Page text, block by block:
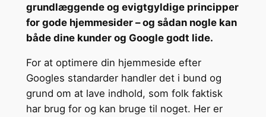
grundlæggende og evigtgyldige principper
for gode hjemmesider – og sådan nogle kan
både dine kunder og Google godt lide.
For at optimere din hjemmeside efter
Googles standarder handler det i bund og
grund om at lave indhold, som folk faktisk
har brug for og kan bruge til noget. Her er